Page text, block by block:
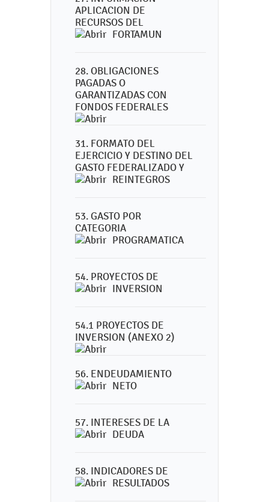
APLICACION DE
RECURSOS DEL
FORTAMUN
28. OBLIGACIONES
PAGADAS O
GARANTIZADAS CON
FONDOS FEDERALES
31. FORMATO DEL
EJERCICIO Y DESTINO DEL
GASTO FEDERALIZADO Y
REINTEGROS
53. GASTO POR
CATEGORIA
PROGRAMATICA
54. PROYECTOS DE
INVERSION
54.1 PROYECTOS DE
INVERSION (ANEXO 2)
56. ENDEUDAMIENTO
NETO
57. INTERESES DE LA
DEUDA
58. INDICADORES DE
RESULTADOS